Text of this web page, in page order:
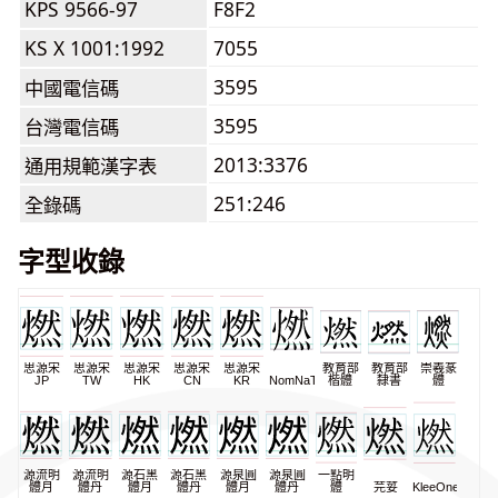
KPS 9566-97
F8F2
KS X 1001:1992
7055
中國電信碼
3595
台灣電信碼
3595
通用規範漢字表
2013:3376
全錄碼
251:246
字型收錄
思源宋
JP
思源宋
TW
思源宋
HK
思源宋
CN
思源宋
KR
NomNaTong
教育部
楷體
教育部
隸書
崇羲篆
體
源流明
體月
源流明
體丹
源石黑
體月
源石黑
體丹
源泉圓
體月
源泉圓
體丹
一點明
體
芫荽 KleeOne